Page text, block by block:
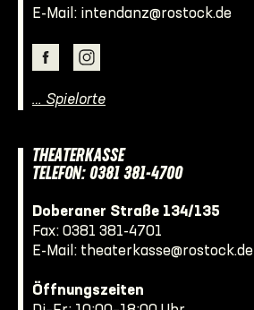
E-Mail: intendanz@rostock.de
… Spielorte
THEATERKASSE
TELEFON: 0381 381-4700
Doberaner Straße 134/135
Fax: 0381 381-4701
E-Mail: theaterkasse@rostock.de
Öffnungszeiten